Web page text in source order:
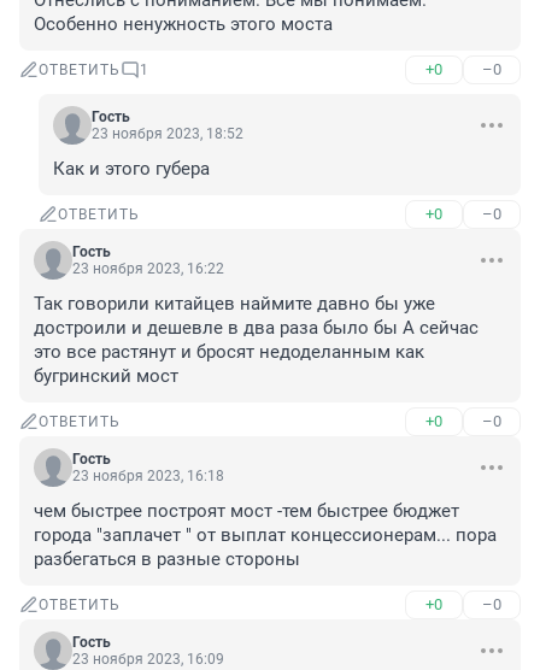
Особенно ненужность этого моста
ОТВЕТИТЬ 1 +0 –0
Гость
23 ноября 2023, 18:52
Как и этого губера
ОТВЕТИТЬ +0 –0
Гость
23 ноября 2023, 16:22
Так говорили китайцев наймите давно бы уже
достроили и дешевле в два раза было бы А сейчас
это все растянут и бросят недоделанным как
бугринский мост
ОТВЕТИТЬ +0 –0
Гость
23 ноября 2023, 16:18
чем быстрее построят мост -тем быстрее бюджет
города "заплачет " от выплат концессионерам... пора
разбегаться в разные стороны
ОТВЕТИТЬ +0 –0
Гость
23 ноября 2023, 16:09